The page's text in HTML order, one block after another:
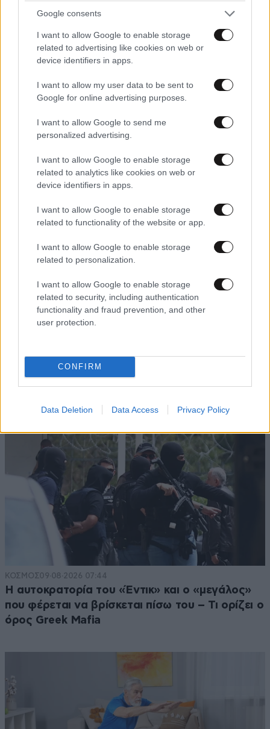
Google consents
I want to allow Google to enable storage
related to advertising like cookies on web or
device identifiers in apps.
I want to allow my user data to be sent to
Google for online advertising purposes.
I want to allow Google to send me
personalized advertising.
I want to allow Google to enable storage
related to analytics like cookies on web or
device identifiers in apps.
I want to allow Google to enable storage
related to functionality of the website or app.
I want to allow Google to enable storage
related to personalization.
I want to allow Google to enable storage
related to security, including authentication
functionality and fraud prevention, and other
user protection.
CONFIRM
Data Deletion Data Access Privacy Policy
ΚΟΣΜΟΣ09·08·2026 07:44
Η αυτοκρατορία του «Έντικ» και ο «μεγάλος»
που φέρεται να βρίσκεται πίσω του – Τι ορίζει ο
όρος Greek Mafia